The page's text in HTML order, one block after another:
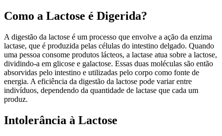
Como a Lactose é Digerida?
A digestão da lactose é um processo que envolve a ação da enzima
lactase, que é produzida pelas células do intestino delgado. Quando
uma pessoa consome produtos lácteos, a lactase atua sobre a lactose,
dividindo-a em glicose e galactose. Essas duas moléculas são então
absorvidas pelo intestino e utilizadas pelo corpo como fonte de
energia. A eficiência da digestão da lactose pode variar entre
indivíduos, dependendo da quantidade de lactase que cada um
produz.
Intolerância à Lactose